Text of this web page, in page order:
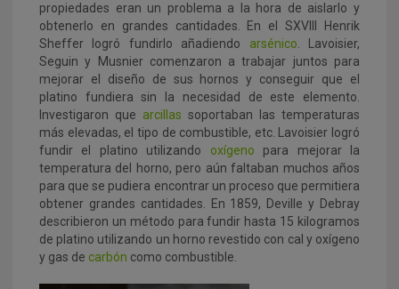
propiedades eran un problema a la hora de aislarlo y
obtenerlo en grandes cantidades. En el SXVIII Henrik
Sheffer logró fundirlo añadiendo arsénico . Lavoisier,
Seguin y Musnier comenzaron a trabajar juntos para
mejorar el diseño de sus hornos y conseguir que el
platino fundiera sin la necesidad de este elemento.
Investigaron que arcillas soportaban las temperaturas
más elevadas, el tipo de combustible, etc. Lavoisier logró
fundir el platino utilizando oxígeno para mejorar la
temperatura del horno, pero aún faltaban muchos años
para que se pudiera encontrar un proceso que permitiera
obtener grandes cantidades. En 1859, Deville y Debray
describieron un método para fundir hasta 15 kilogramos
de platino utilizando un horno revestido con cal y oxígeno
y gas de carbón como combustible.